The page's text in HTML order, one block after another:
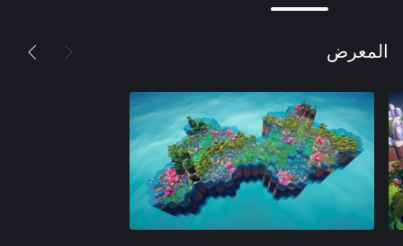
المعرض